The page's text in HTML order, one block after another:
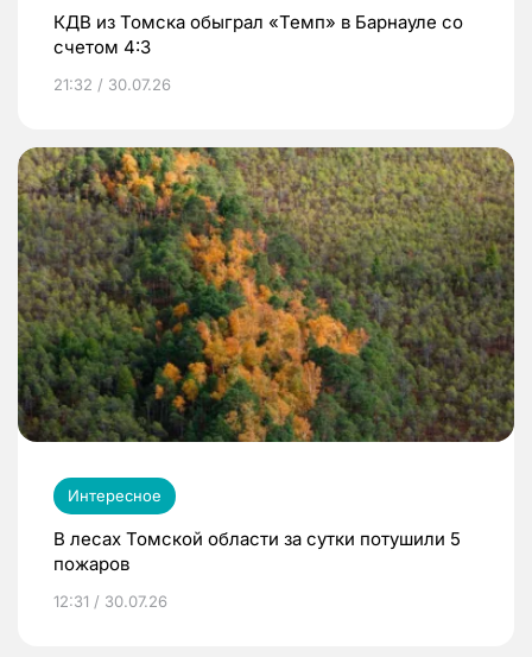
КДВ из Томска обыграл «Темп» в Барнауле со
счетом 4:3
21:32 / 30.07.26
Интересное
В лесах Томской области за сутки потушили 5
пожаров
12:31 / 30.07.26